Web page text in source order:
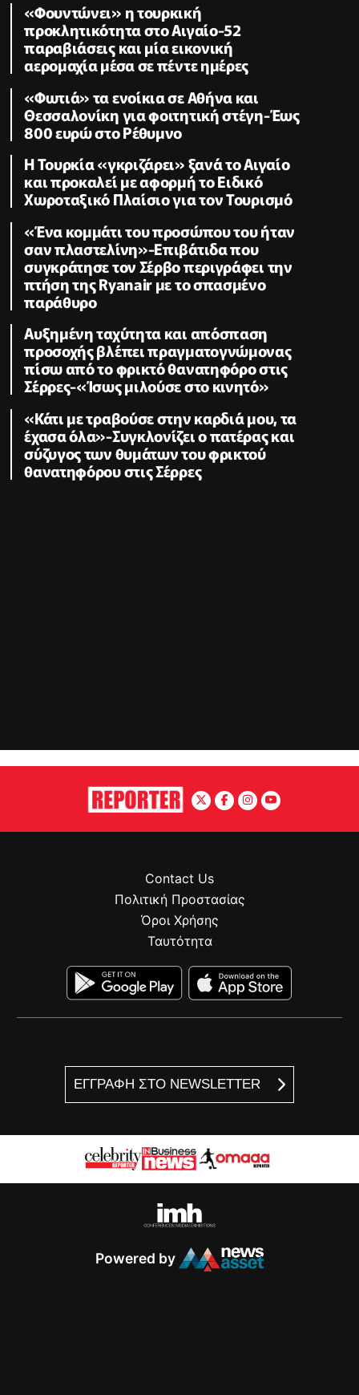
«Φουντώνει» η τουρκική
προκλητικότητα στο Αιγαίο-52
παραβιάσεις και μία εικονική
αερομαχία μέσα σε πέντε ημέρες
«Φωτιά» τα ενοίκια σε Αθήνα και
Θεσσαλονίκη για φοιτητική στέγη-Έως
800 ευρώ στο Ρέθυμνο
Η Τουρκία «γκριζάρει» ξανά το Αιγαίο
και προκαλεί με αφορμή το Ειδικό
Χωροταξικό Πλαίσιο για τον Τουρισμό
«Ένα κομμάτι του προσώπου του ήταν
σαν πλαστελίνη»-Επιβάτιδα που
συγκράτησε τον Σέρβο περιγράφει την
πτήση της Ryanair με το σπασμένο
παράθυρο
Αυξημένη ταχύτητα και απόσπαση
προσοχής βλέπει πραγματογνώμονας
πίσω από το φρικτό θανατηφόρο στις
Σέρρες-«Ίσως μιλούσε στο κινητό»
«Κάτι με τραβούσε στην καρδιά μου, τα
έχασα όλα»-Συγκλονίζει ο πατέρας και
σύζυγος των θυμάτων του φρικτού
θανατηφόρου στις Σέρρες
ΕΓΓΡΑΦΗ ΣΤΟ NEWSLETTER
Contact Us
Πολιτική Προστασίας
Όροι Χρήσης
Ταυτότητα
Powered by